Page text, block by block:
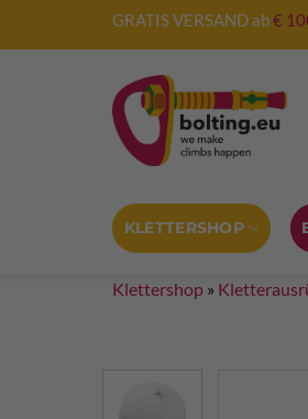
GRATIS VERSAND ab€
KLETTERSHOP
Klettershop »